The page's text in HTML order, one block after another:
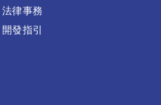
法律事務
開發指引